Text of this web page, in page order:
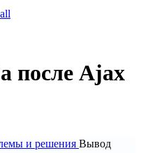
после Ajax
и решения Вывод